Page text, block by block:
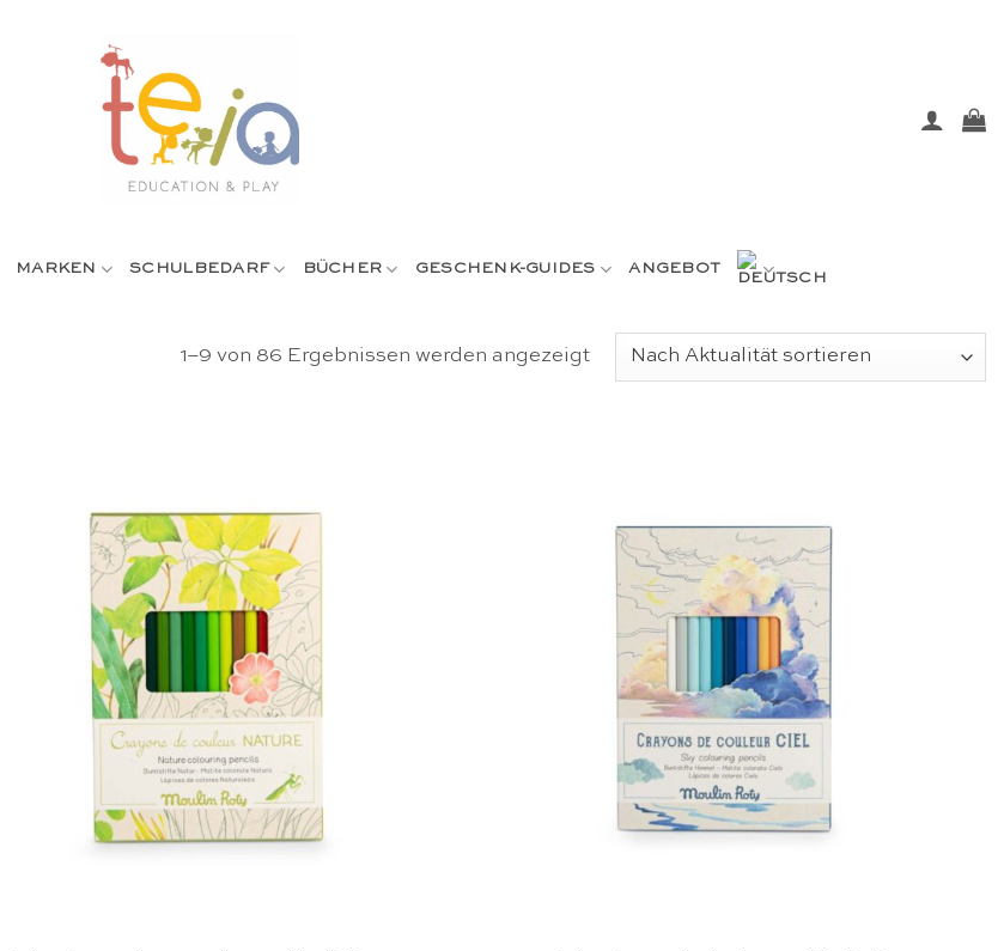
MARKEN SCHULBEDARF BÜCHER GESCHENK-GUIDES ANGEBOT
1–9 von 86 Ergebnissen werden angezeigtNach
Aktualität